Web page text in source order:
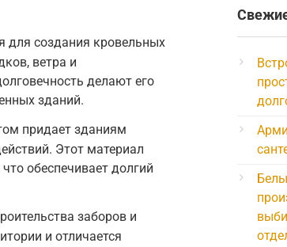
для создания кровельных
ветра и
делают его
зданий.
придает зданиям
Этот материал
обеспечивает долгий
заборов и
и отличается